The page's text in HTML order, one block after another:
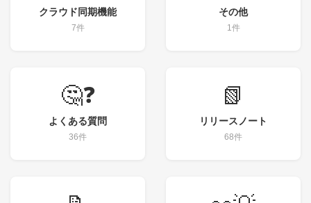
クラウド同期機能
7件
その他
1件
🤔❓
よくある質問
36件
📗
リリースノート
68件